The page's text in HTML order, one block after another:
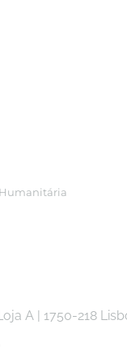
A | 1750-218